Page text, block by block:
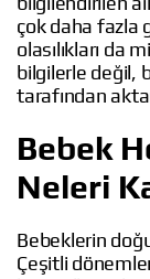
çok daha fazla
olasılıkları da
bilgilerle değil,
tarafından
Bebek
Neleri
Bebeklerin
Çeşitli